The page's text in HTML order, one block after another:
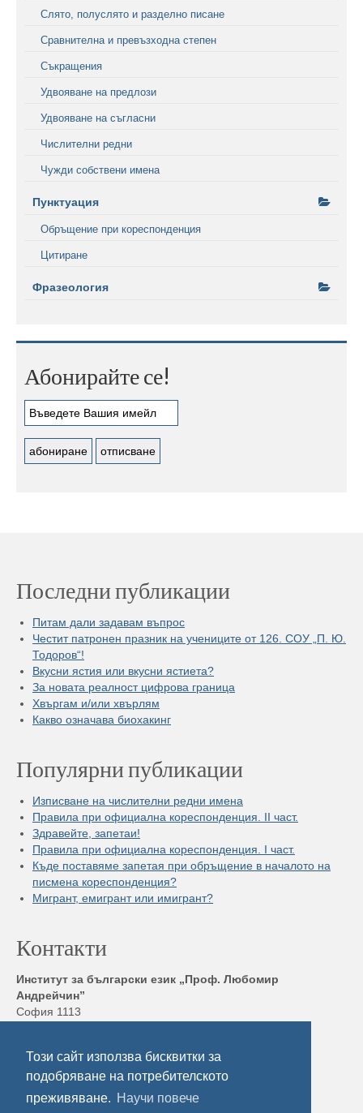
Този сайт използва бисквитки за
подобряване на потребителското
преживяване. Научи повече
Слято, полуслято и разделно писане
Сравнителна и превъзходна степен
Съкращения
Удвояване на предлози
Удвояване на съгласни
Числителни редни
Чужди собствени имена
Пунктуация
Обръщение при кореспонденция
Цитиране
Фразеология
Абонирайте се!
Последни публикации
Питам дали задавам въпрос
Честит патронен празник на учениците от 126. СОУ „П. Ю.
Тодоров“!
Вкусни ястия или вкусни ястиета?
За новата реалност цифрова граница
Хвъргам и/или хвърлям
Какво означава биохакинг
Популярни публикации
Изписване на числителни редни имена
Правила при официална кореспонденция. II част.
Здравейте, запетаи!
Правила при официална кореспонденция. I част.
Къде поставяме запетая при обръщение в началото на
писмена кореспонденция?
Мигрант, емигрант или имигрант?
Контакти
Институт за български език „Проф. Любомир
Андрейчин”
София 1113
Електронна поща:ibl@ibl.bas.bg